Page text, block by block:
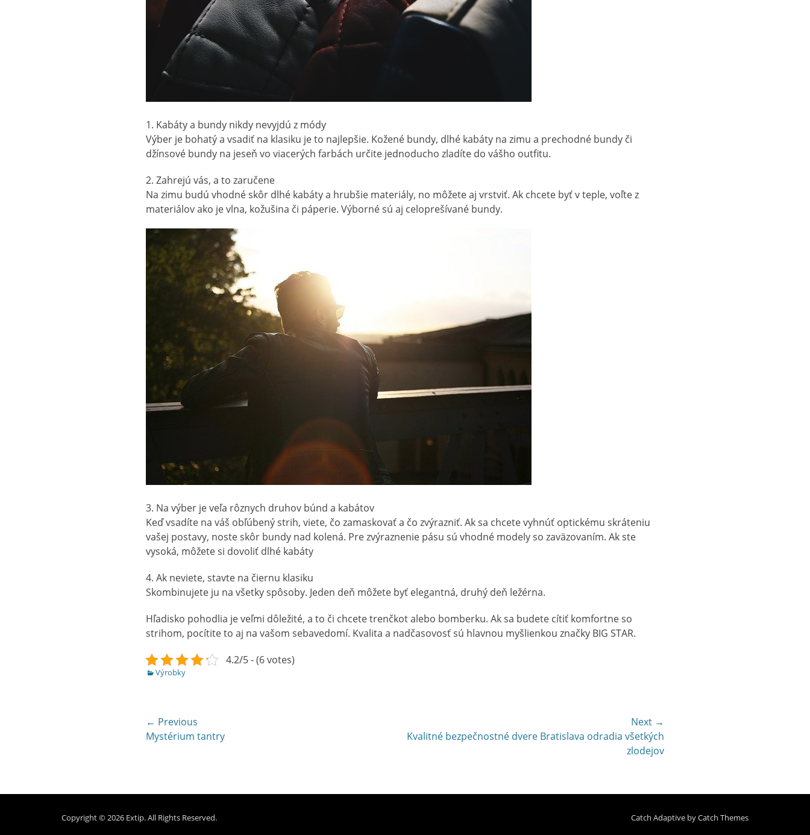
1. Kabáty a bundy nikdy nevyjdú z módy
Výber je bohatý a vsadiť na klasiku je to najlepšie. Kožené bundy, dlhé kabáty na zimu a prechodné bundy či
džínsové bundy na jeseň vo viacerých farbách určite jednoducho zladíte do vášho outfitu.
2. Zahrejú vás, a to zaručene
Na zimu budú vhodné skôr dlhé kabáty a hrubšie materiály, no môžete aj vrstviť. Ak chcete byť v teple, voľte z
materiálov ako je vlna, kožušina či páperie. Výborné sú aj celoprešívané bundy.
3. Na výber je veľa rôznych druhov búnd a kabátov
Keď vsadíte na váš obľúbený strih, viete, čo zamaskovať a čo zvýrazniť. Ak sa chcete vyhnúť optickému skráteniu
vašej postavy, noste skôr bundy nad kolená. Pre zvýraznenie pásu sú vhodné modely so zaväzovaním. Ak ste
vysoká, môžete si dovoliť dlhé kabáty
4. Ak neviete, stavte na čiernu klasiku
Skombinujete ju na všetky spôsoby. Jeden deň môžete byť elegantná, druhý deň ležérna.
Hľadisko pohodlia je veľmi dôležité, a to či chcete trenčkot alebo bomberku. Ak sa budete cítiť komfortne so
strihom, pocítite to aj na vašom sebavedomí. Kvalita a nadčasovosť sú hlavnou myšlienkou značky BIG STAR.
4.2/5 - (6 votes)
Categories
Výrobky
Navigace
pro
← Previous
Previous
Mystérium tantry
Next →
Next
Kvalitné bezpečnostné dvere Bratislava odradia všetkých
zlodejov
Copyright © 2026 Extip. All Rights Reserved. Catch Adaptive byCatch Themes